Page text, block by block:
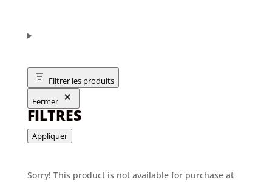
Filtrer les produits
Fermer
FILTRES
Appliquer
Sorry! This product is not available for purchase at